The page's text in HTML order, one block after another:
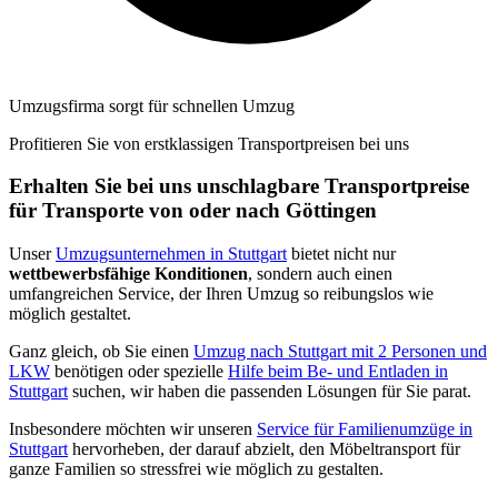
Umzugsfirma sorgt für schnellen Umzug
Profitieren Sie von erstklassigen Transportpreisen bei uns
Erhalten Sie bei uns unschlagbare Transportpreise
für Transporte von oder nach Göttingen
UnserUmzugsunternehmen in Stuttgart bietet nicht nur
wettbewerbsfähige Konditionen, sondern auch einen
umfangreichen Service, der Ihren Umzug so reibungslos wie
möglich gestaltet.
Ganz gleich, ob Sie einen Umzug nach Stuttgart mit 2 Personen und
LKW benötigen oder spezielle Hilfe beim Be- und Entladen in
Stuttgart suchen, wir haben die passenden Lösungen für Sie parat.
Insbesondere möchten wir unseren Service für Familienumzüge in
Stuttgart hervorheben, der darauf abzielt, den Möbeltransport für
ganze Familien so stressfrei wie möglich zu gestalten.